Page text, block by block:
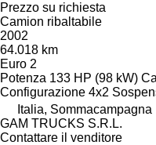
Prezzo su richiesta
Camion ribaltabile
2002
64.018 km
Euro 2
Potenza 133 HP (98 kW)
Configurazione 4x2
Italia, Sommacampagna
GAM TRUCKS S.R.L.
Contattare il venditore